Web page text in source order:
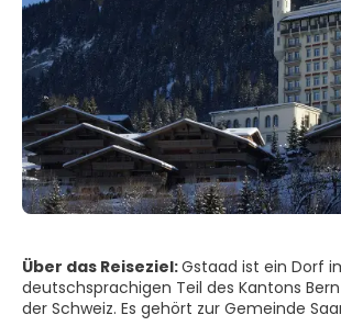
Über das Reiseziel:Gstaad ist ein Dorf
deutschsprachigen Teil des Kantons
der Schweiz. Es gehört zur Gemeinde